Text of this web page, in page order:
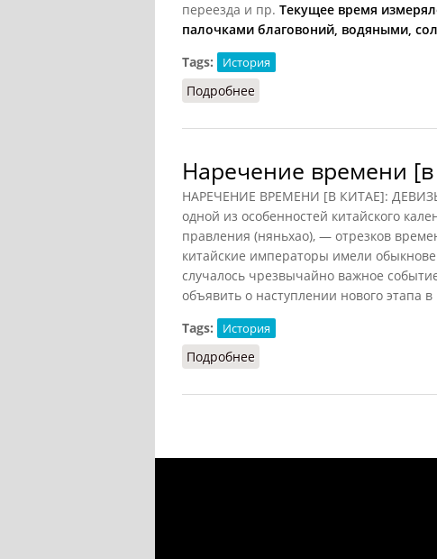
переезда и пр. Текущее время
палочками благовоний, водяными,
Tags:
История
Подробнее
Наречение времени
НАРЕЧЕНИЕ ВРЕМЕНИ [В КИТАЕ]:
одной из особенностей китайского
правления (няньхао), — отрезков
китайские императоры имели
случалось чрезвычайно важное
объявить о наступлении нового этапа
Tags:
История
Подробнее